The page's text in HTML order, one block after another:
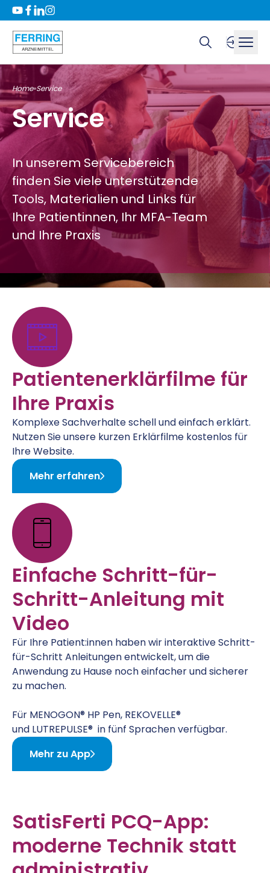
Home»Service
Service
In unserem Servicebereich
finden Sie viele unterstützende
Tools, Materialien und Links für
Ihre Patientinnen, Ihr MFA-Team
und Ihre Praxis
Patientenerklärfilme für
Ihre Praxis
Komplexe Sachverhalte schell und einfach erklärt.
Nutzen Sie unsere kurzen Erklärfilme kostenlos für
Ihre Website.
Mehr erfahren
Einfache Schritt-für-
Schritt-Anleitung mit
Video
Für Ihre Patient:innen haben wir interaktive Schritt-
für-Schritt Anleitungen entwickelt, um die
Anwendung zu Hause noch einfacher und sicherer
zu machen.
Für MENOGON® HP Pen, REKOVELLE®
und LUTREPULSE® in fünf Sprachen verfügbar.
Mehr zu App
SatisFerti PCQ-App:
moderne Technik statt